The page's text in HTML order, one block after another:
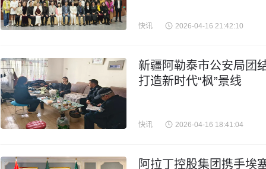
快讯 2026-04-16 21:42:10
新疆阿勒泰市公安局团
打造新时代“枫”景线
快讯 2026-04-16 18:41:04
阿拉丁控股集团携手埃